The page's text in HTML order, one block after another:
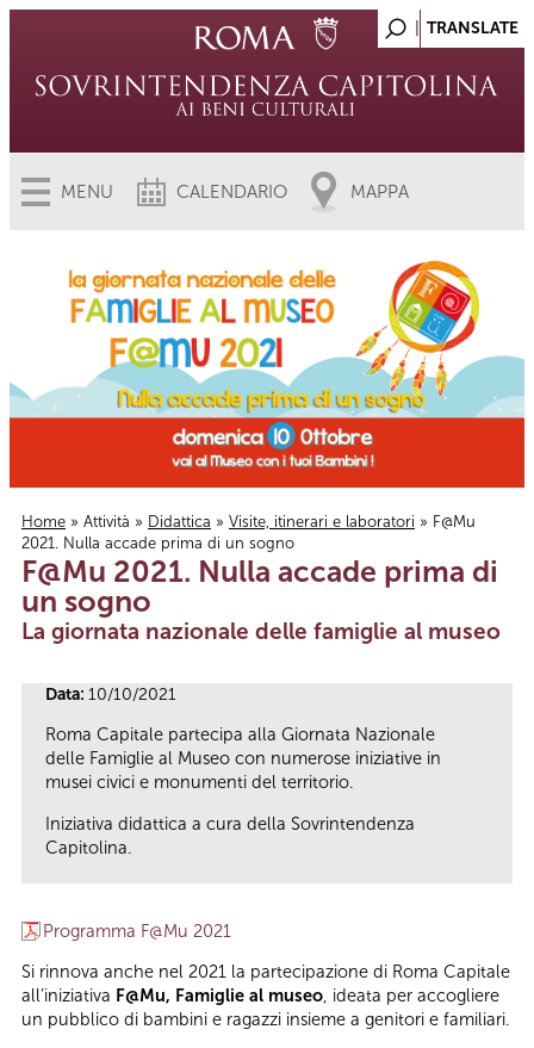
MENU CALENDARIO MAPPA
Tu sei qui
Home » Attività » Didattica » Visite, itinerari e laboratori » F@Mu
2021. Nulla accade prima di un sogno
F@Mu 2021. Nulla accade prima di
un sogno
La giornata nazionale delle famiglie al museo
Data: 10/10/2021
Roma Capitale partecipa alla Giornata Nazionale
delle Famiglie al Museo con numerose iniziative in
musei civici e monumenti del territorio.
Iniziativa didattica a cura della Sovrintendenza
Capitolina.
Programma F@Mu 2021
Si rinnova anche nel 2021 la partecipazione di Roma Capitale
all’iniziativa F@Mu, Famiglie al museo, ideata per accogliere
un pubblico di bambini e ragazzi insieme a genitori e familiari.